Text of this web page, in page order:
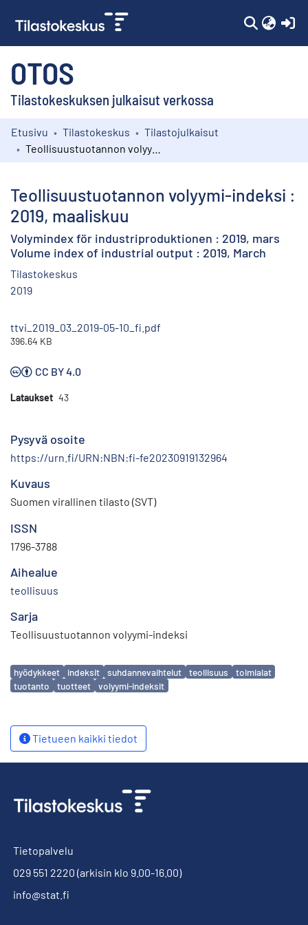
OTOS
Tilastokeskuksen julkaisut verkossa
Kokoelmat
Etusivu Tilastokeskus
Tilastojulkaisut
Teollisuustuotannon volyymi-indeksi :
2019, maaliskuu
Volymindex för industriproduktionen : 2019, mars
Volume index of industrial output : 2019, March
Tilastokeskus
2019
ttvi_2019_03_2019-05-10_fi.pdf
396.64 KB
CC BY 4.0
Lataukset 43
Pysyvä osoite
https://urn.fi/URN:NBN:fi-fe20230919132964
Kuvaus
Suomen virallinen tilasto (SVT)
ISSN
1796-3788
Aihealue
teollisuus
Sarja
Teollisuustuotannon volyymi-indeksi
Avainsanat
hyödykkeet indeksit suhdannevaihtelut teollisuus
toimialat
tuotanto
tuotteet volyymi-indeksit
Tietueen kaikki tiedot
Tietopalvelu
029 551 2220 (arkisin klo 9.00-16.00)
info@stat.fi